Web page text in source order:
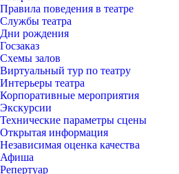
Правила поведения в театре
Службы театра
Дни рождения
Госзаказ
Схемы залов
Виртуальный тур по театру
Интерьеры театра
Корпоративные мероприятия
Экскурсии
Технические параметры сцены
Открытая информация
Независимая оценка качества
Афиша
Репертуар